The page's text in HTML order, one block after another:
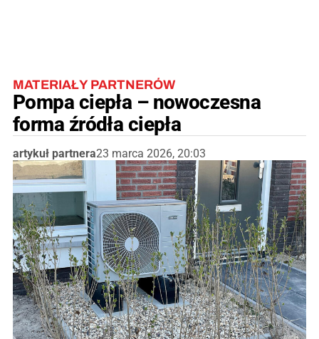
MATERIAŁY PARTNERÓW
Pompa ciepła – nowoczesna
forma źródła ciepła
artykuł partnera23 marca 2026, 20:03